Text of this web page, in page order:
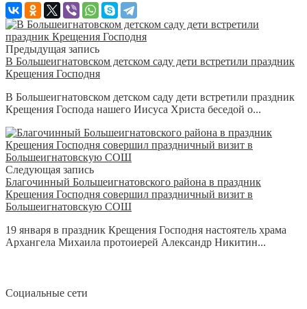
Предыдущая запись
В Большеигнатовском детском саду дети встретили праздник
Крещения Господня
В Большеигнатовском детском саду дети встретили праздник
Крещения Господа нашего Иисуса Христа беседой о...
Следующая запись
Благочинный Большеигнатовского района в праздник
Крещения Господня совершил праздничный визит в
Большеигнатовскую СОШ
19 января в праздник Крещения Господня настоятель храма
Архангела Михаила протоиерей Александр Никитин...
Социальные сети